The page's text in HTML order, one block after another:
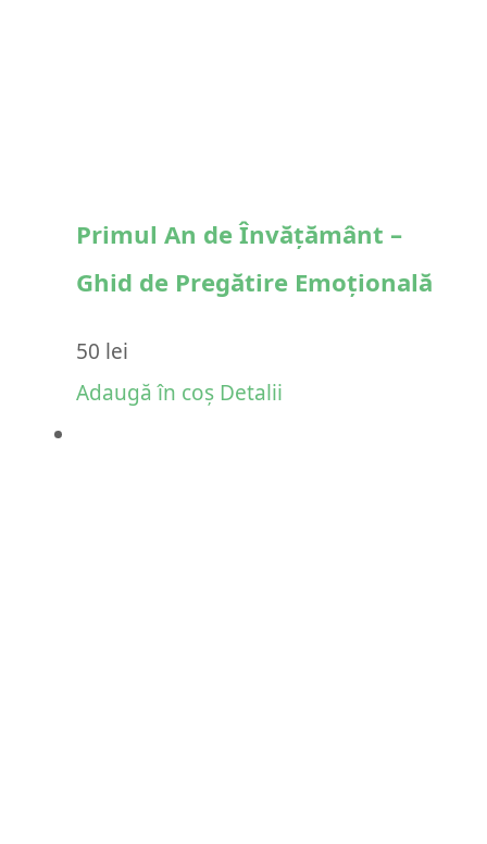
Primul An de Învățământ –
Ghid de Pregătire Emoțională
50 lei
Adaugă în coș Detalii